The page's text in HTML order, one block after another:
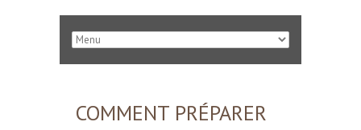
COMMENT PRÉPARER